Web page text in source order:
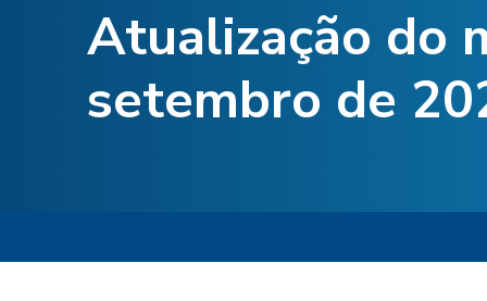
Atualização do
setembro de